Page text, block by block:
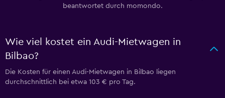
beantwortet durch momondo.
Wie viel kostet ein Audi-Mietwagen in
Bilbao?
Die Kosten für einen Audi-Mietwagen in Bilbao liegen
durchschnittlich bei etwa 103 € pro Tag.